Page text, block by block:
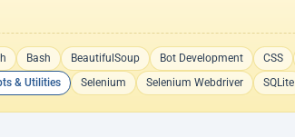
Bash BeautifulSoup Bot Development CSS
& Utilities Selenium Selenium Webdriver SQLite